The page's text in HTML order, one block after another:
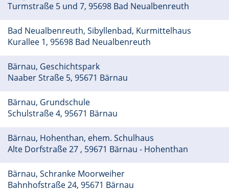
Turmstraße 5 und 7, 95698 Bad Neualbenreuth
Bad Neualbenreuth, Sibyllenbad, Kurmittelhaus
Kurallee 1, 95698 Bad Neualbenreuth
Bärnau, Geschichtspark
Naaber Straße 5, 95671 Bärnau
Bärnau, Grundschule
Schulstraße 4, 95671 Bärnau
Bärnau, Hohenthan, ehem. Schulhaus
Alte Dorfstraße 27 , 59671 Bärnau - Hohenthan
Bärnau, Schranke Moorweiher
Bahnhofstraße 24, 95671 Bärnau